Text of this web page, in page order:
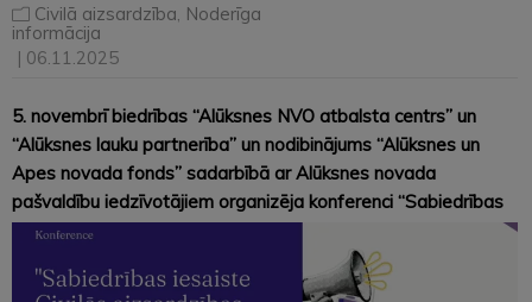
Civilā aizsardzība Noderīga
informācija
| 06.11.2025
5. novembrī biedrības “Alūksnes NVO atbalsta centrs” un
“Alūksnes lauku partnerība” un nodibinājums “Alūksnes un
Apes novada fonds” sadarbībā ar Alūksnes novada
pašvaldību iedzīvotājiem organizēja konferenci “Sabiedrības